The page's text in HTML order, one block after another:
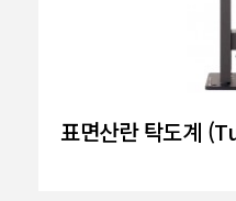
표면산란 탁도계